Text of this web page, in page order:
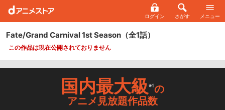
ログイン さがす メニュー
Fate/Grand Carnival 1st Season （全1話）
この作品は現在公開されておりません
国内最大級※1の
アニメ見放題作品数